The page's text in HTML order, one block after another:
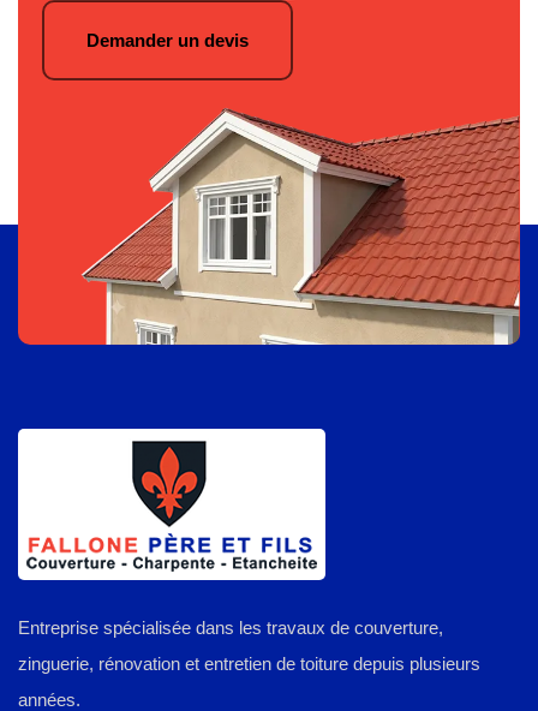
Demander un devis
Entreprise spécialisée dans les travaux de couverture,
zinguerie, rénovation et entretien de toiture depuis plusieurs
années.